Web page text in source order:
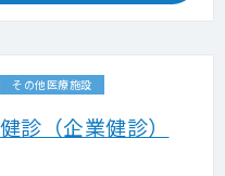
その他医療施設
診（企業健診）